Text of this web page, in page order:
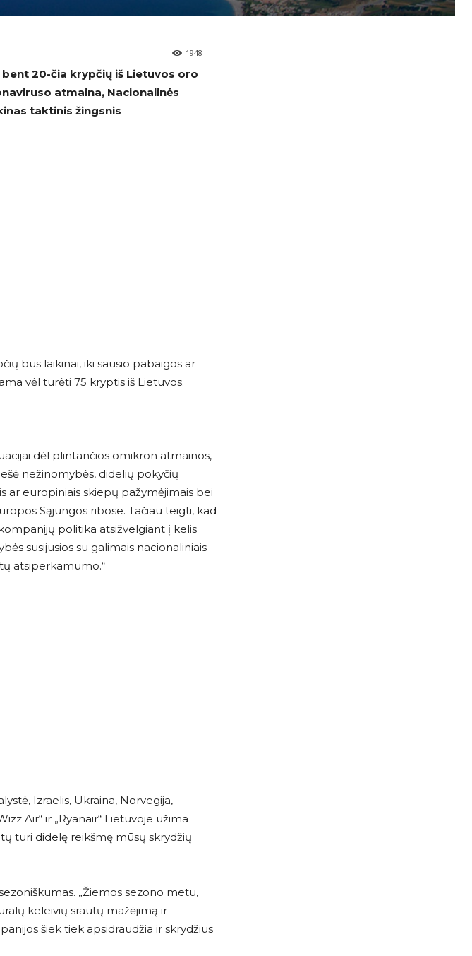
1948
20-čia krypčių iš Lietuvos oro
atmaina, Nacionalinės
taktinis žingsnis
bus laikinai, iki sausio pabaigos ar
vėl turėti 75 kryptis iš Lietuvos.
dėl plintančios omikron atmainos,
nežinomybės, didelių pokyčių
ar europiniais skiepų pažymėjimais bei
Sąjungos ribose. Tačiau teigti, kad
politika atsižvelgiant į kelis
susijusios su galimais nacionaliniais
atsiperkamumo.“
Izraelis, Ukraina, Norvegija,
Air“ ir „Ryanair“ Lietuvoje užima
turi didelę reikšmę mūsų skrydžių
„Žiemos sezono metu,
keleivių srautų mažėjimą ir
šiek tiek apsidraudžia ir skrydžius